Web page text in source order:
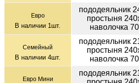
Евро
В наличии 1 шт.
пододеяльник
простыня
наволочка
Семейный
В наличии 4шт.
пододеяльник
простыня
наволочка
Евро Мини
пододеяльник